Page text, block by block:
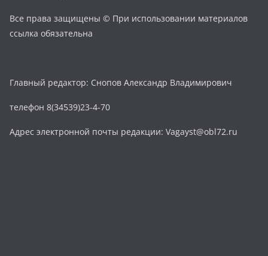
Все права защищены © При использовании материалов
ссылка обязательна
Главный редактор: Снопов Александр Владимирович
телефон 8(34539)23-4-70
Адрес электронной почты редакции: Vagayst@obl72.ru